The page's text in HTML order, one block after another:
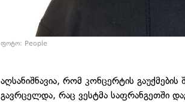
ფოტო: People
აღსანიშნავია, რომ კონცერტის გაუქმების
გავრცელდა, რაც ვესტმა საფრანგეთში